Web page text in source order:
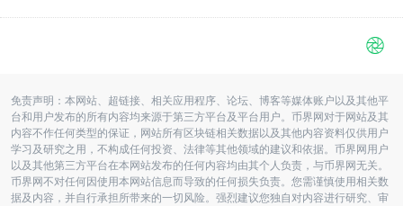
免责声明：本网站、超链接、相关应用程序、论坛、博客等媒体账户以及其他平
台和用户发布的所有内容均来源于第三方平台及平台用户。币界网对于网站及其
内容不作任何类型的保证，网站所有区块链相关数据以及其他内容资料仅供用户
学习及研究之用，不构成任何投资、法律等其他领域的建议和依据。币界网用户
以及其他第三方平台在本网站发布的任何内容均由其个人负责，与币界网无关。
币界网不对任何因使用本网站信息而导致的任何损失负责。您需谨慎使用相关数
据及内容，并自行承担所带来的一切风险。强烈建议您独自对内容进行研究、审